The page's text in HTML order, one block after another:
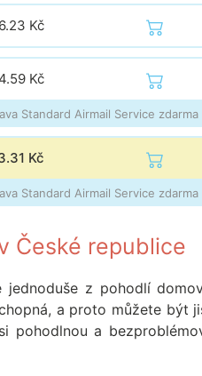
Kč
Kč
Standard Airmail Service zdarma
Kč
Standard Airmail Service zdarma
České republice
z pohodlí
a proto můžete být
pohodlnou a